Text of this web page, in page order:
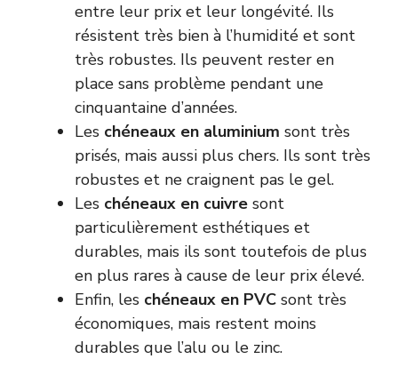
entre leur prix et leur longévité. Ils
résistent très bien à l’humidité et sont
très robustes. Ils peuvent rester en
place sans problème pendant une
cinquantaine d’années.
Les chéneaux en aluminium sont très
prisés, mais aussi plus chers. Ils sont très
robustes et ne craignent pas le gel.
Les chéneaux en cuivre sont
particulièrement esthétiques et
durables, mais ils sont toutefois de plus
en plus rares à cause de leur prix élevé.
Enfin, les chéneaux en PVC sont très
économiques, mais restent moins
durables que l’alu ou le zinc.